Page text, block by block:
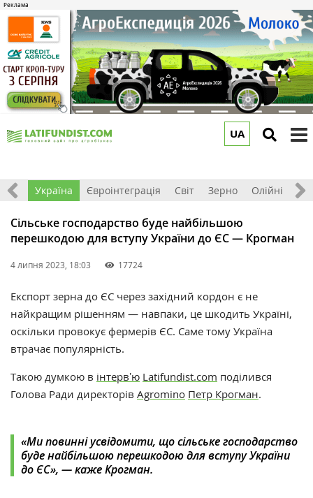
UA
Все Україна Євроінтеграція Світ Зерно Олійні
Сільське господарство буде найбільшою
перешкодою для вступу України до ЄС — Крогман
4 липня 2023, 18:03 17724
Експорт зерна до ЄС через західний кордон є не
найкращим рішенням — навпаки, це шкодить Україні,
оскільки провокує фермерів ЄС. Саме тому Україна
втрачає популярність.
Такою думкою в інтервʼю Latifundist.com поділився
Голова Ради директорів Agromino Петр Крогман.
«Ми повинні усвідомити, що сільське господарство
буде найбільшою перешкодою для вступу України
до ЄС», — каже Крогман.